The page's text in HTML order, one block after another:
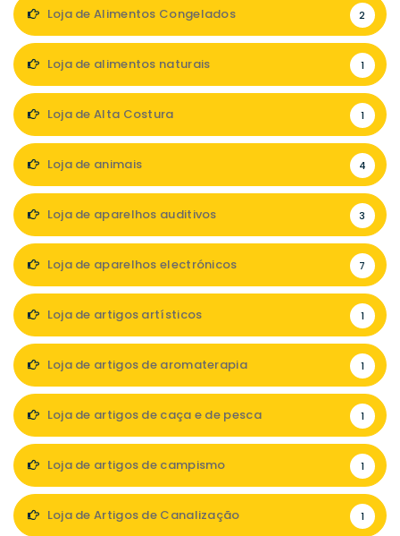
Loja de Alimentos Congelados 2
Loja de alimentos naturais 1
Loja de Alta Costura 1
Loja de animais 4
Loja de aparelhos auditivos 3
Loja de aparelhos electrónicos 7
Loja de artigos artísticos 1
Loja de artigos de aromaterapia 1
Loja de artigos de caça e de pesca 1
Loja de artigos de campismo 1
Loja de Artigos de Canalização 1